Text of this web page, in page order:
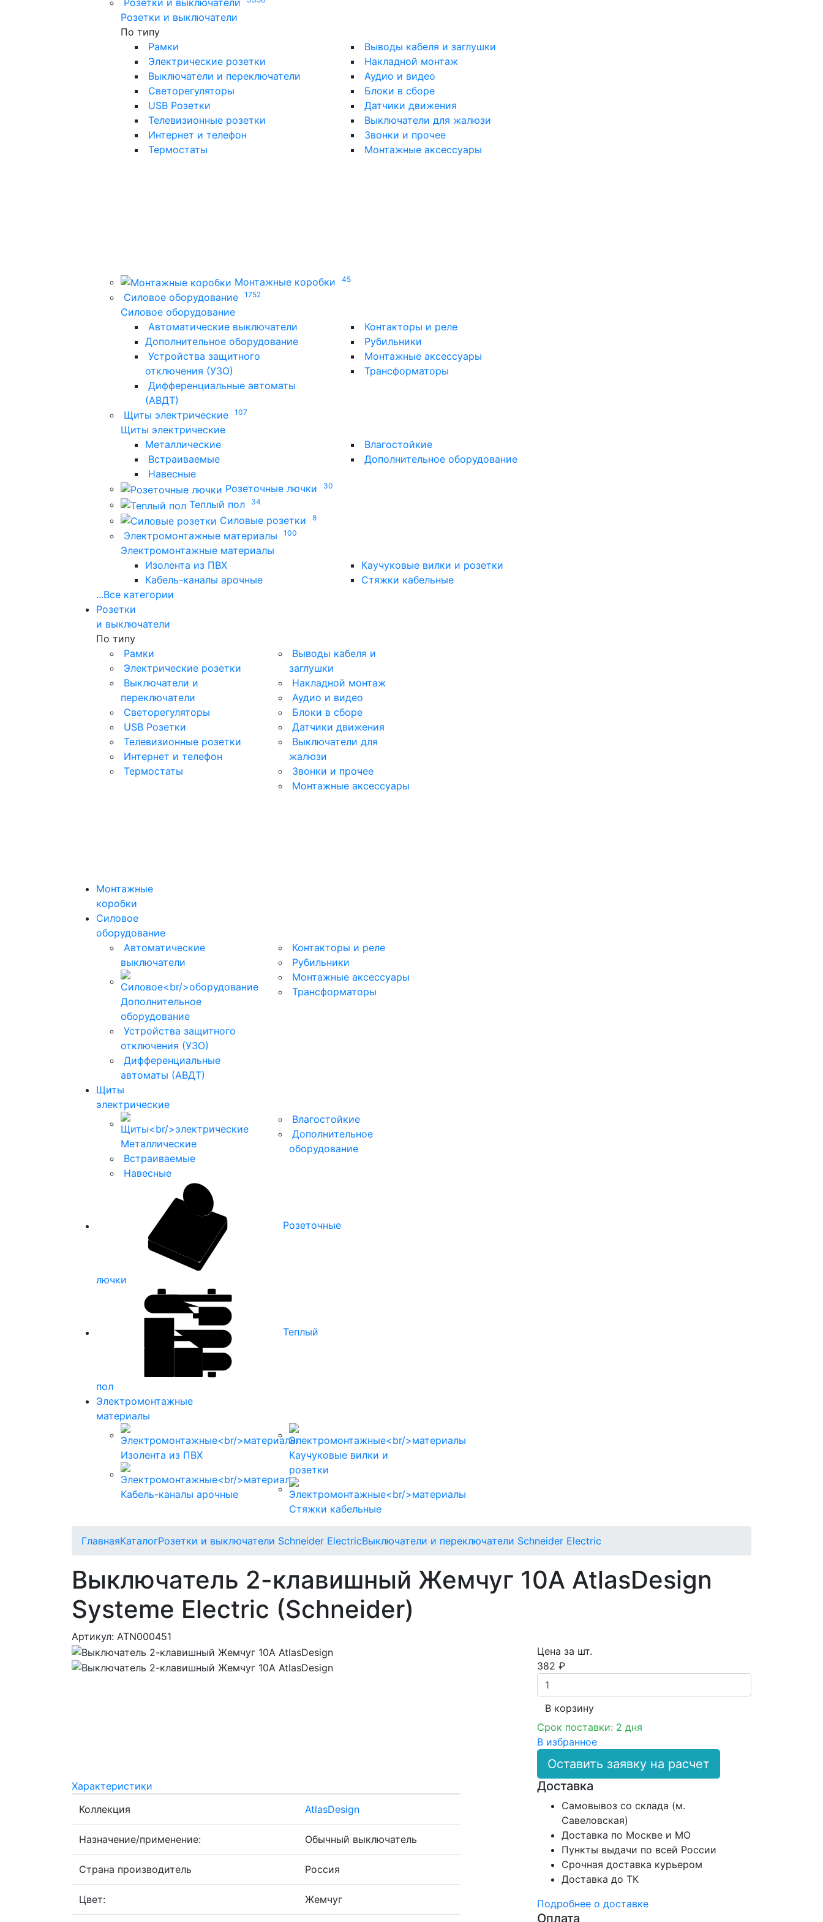
Розетки и выключатели
По типу
Рамки
Электрические розетки
Выключатели и переключатели
Светорегуляторы
USB Розетки
Телевизионные розетки
Интернет и телефон
Термостаты
Выводы кабеля и заглушки
Накладной монтаж
Аудио и видео
Блоки в сборе
Датчики движения
Выключатели для жалюзи
Звонки и прочее
Монтажные аксессуары
Монтажные коробки
45
Силовое оборудование 1752
Силовое оборудование
Автоматические выключатели
Дополнительное оборудование
Устройства защитного
отключения (УЗО)
Дифференциальные автоматы
(АВДТ)
Контакторы и реле
Рубильники
Монтажные аксессуары
Трансформаторы
Щиты электрические 107
Щиты электрические
Металлические
Встраиваемые
Навесные
Влагостойкие
Дополнительное оборудование
Розеточные лючки 30
Теплый пол 34
Силовые розетки 8
Электромонтажные материалы 100
Электромонтажные материалы
Изолента из ПВХ
Кабель-каналы арочные
Каучуковые вилки и розетки
Стяжки кабельные
...Все категории
Розетки
и выключатели
По типу
Рамки
Электрические розетки
Выключатели и
переключатели
Светорегуляторы
USB Розетки
Телевизионные розетки
Интернет и телефон
Термостаты
Выводы кабеля и
заглушки
Накладной монтаж
Аудио и видео
Блоки в сборе
Датчики движения
Выключатели для
жалюзи
Звонки и прочее
Монтажные аксессуары
Монтажные
коробки
Силовое
оборудование
Автоматические
выключатели
Дополнительное
оборудование
Устройства защитного
отключения (УЗО)
Дифференциальные
автоматы (АВДТ)
Контакторы и реле
Рубильники
Монтажные аксессуары
Трансформаторы
Щиты
электрические
Металлические
Встраиваемые
Навесные
Влагостойкие
Дополнительное
оборудование
Розеточные
лючки
Теплый
пол
Электромонтажные
материалы
Изолента из ПВХ
Кабель-каналы арочные
Каучуковые вилки и
розетки
Стяжки кабельные
ГлавнаяКаталогРозетки и выключатели Schneider ElectricВыключатели и переключатели Schneider Electric
Выключатель 2-клавишный Жемчуг 10А AtlasDesign
Systeme Electric (Schneider)
Артикул: ATN000451
Цена за шт.
382 ₽
В корзинy
Срок поставки: 2 дня
В избранное
Оставить заявку на расчет
Характеристики
Коллекция
AtlasDesign
Назначение/применение: Обычный выключатель
Страна производитель Россия
Цвет: Жемчуг
Доставка
Самовывоз со склада (м.
Савеловская)
Доставка по Москве и МО
Пункты выдачи по всей России
Срочная доставка курьером
Доставка до ТК
Подробнее о доставке
Оплата